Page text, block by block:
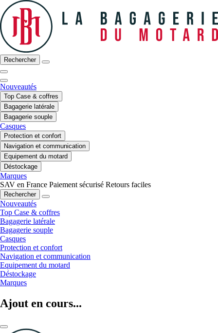
Rechercher
Nouveautés
Top Case & coffres
Bagagerie latérale
Bagagerie souple
Casques
Protection et confort
Navigation et communication
Equipement du motard
Déstockage
Marques
SAV en France Paiement sécurisé Retours faciles
Rechercher
Nouveautés
Top Case & coffres
Bagagerie latérale
Bagagerie souple
Casques
Protection et confort
Navigation et communication
Equipement du motard
Déstockage
Marques
Ajout en cours...